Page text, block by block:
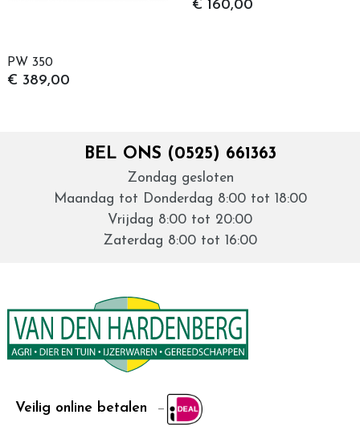
PW 350
€ 389,00
84DL
€ 160,00
BEL ONS (0525) 661363
Zondag gesloten
Maandag tot Donderdag 8:00 tot 18:00
Vrijdag 8:00 tot 20:00
Zaterdag 8:00 tot 16:00
Veilig online betalen